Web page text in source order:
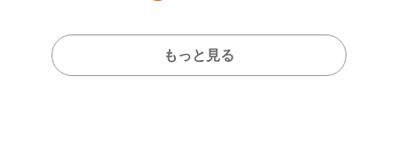
もっと見る